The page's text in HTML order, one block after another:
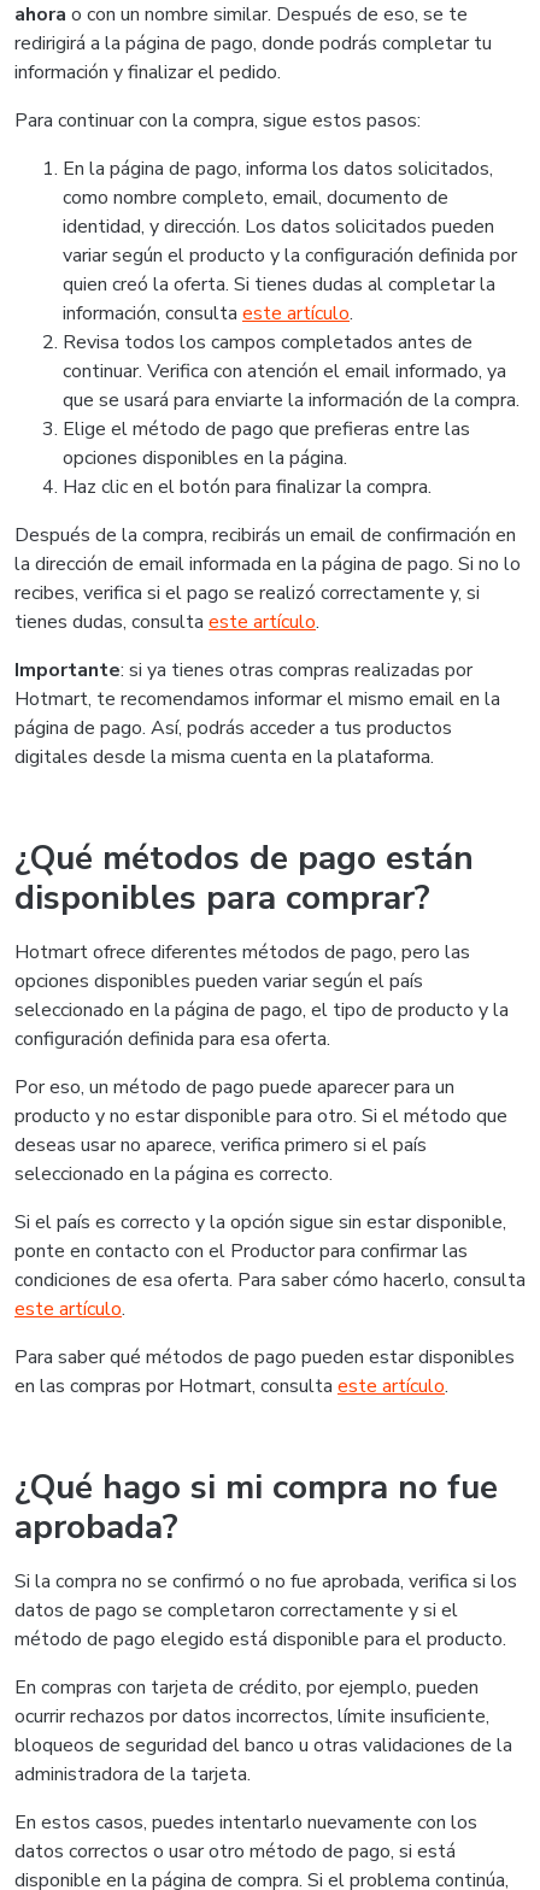
ahora o con un nombre similar. Después de eso, se te
redirigirá a la página de pago, donde podrás completar tu
información y finalizar el pedido.
Para continuar con la compra, sigue estos pasos:
En la página de pago, informa los datos solicitados,
como nombre completo, email, documento de
identidad, y dirección. Los datos solicitados pueden
variar según el producto y la configuración definida por
quien creó la oferta. Si tienes dudas al completar la
información, consulta este artículo.
Revisa todos los campos completados antes de
continuar. Verifica con atención el email informado, ya
que se usará para enviarte la información de la compra.
Elige el método de pago que prefieras entre las
opciones disponibles en la página.
Haz clic en el botón para finalizar la compra.
Después de la compra, recibirás un email de confirmación en
la dirección de email informada en la página de pago. Si no lo
recibes, verifica si el pago se realizó correctamente y, si
tienes dudas, consulta este artículo.
Importante: si ya tienes otras compras realizadas por
Hotmart, te recomendamos informar el mismo email en la
página de pago. Así, podrás acceder a tus productos
digitales desde la misma cuenta en la plataforma.
¿Qué métodos de pago están
disponibles para comprar?
Hotmart ofrece diferentes métodos de pago, pero las
opciones disponibles pueden variar según el país
seleccionado en la página de pago, el tipo de producto y la
configuración definida para esa oferta.
Por eso, un método de pago puede aparecer para un
producto y no estar disponible para otro. Si el método que
deseas usar no aparece, verifica primero si el país
seleccionado en la página es correcto.
Si el país es correcto y la opción sigue sin estar disponible,
ponte en contacto con el Productor para confirmar las
condiciones de esa oferta. Para saber cómo hacerlo, consulta
este artículo.
Para saber qué métodos de pago pueden estar disponibles
en las compras por Hotmart, consulta este artículo.
¿Qué hago si mi compra no fue
aprobada?
Si la compra no se confirmó o no fue aprobada, verifica si los
datos de pago se completaron correctamente y si el
método de pago elegido está disponible para el producto.
En compras con tarjeta de crédito, por ejemplo, pueden
ocurrir rechazos por datos incorrectos, límite insuficiente,
bloqueos de seguridad del banco u otras validaciones de la
administradora de la tarjeta.
En estos casos, puedes intentarlo nuevamente con los
datos correctos o usar otro método de pago, si está
disponible en la página de compra. Si el problema continúa,